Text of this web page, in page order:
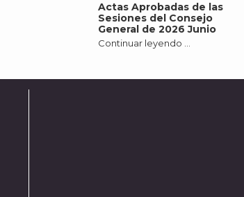
Actas Aprobadas de las
Sesiones del Consejo
General de 2026 Junio
Continuar leyendo …